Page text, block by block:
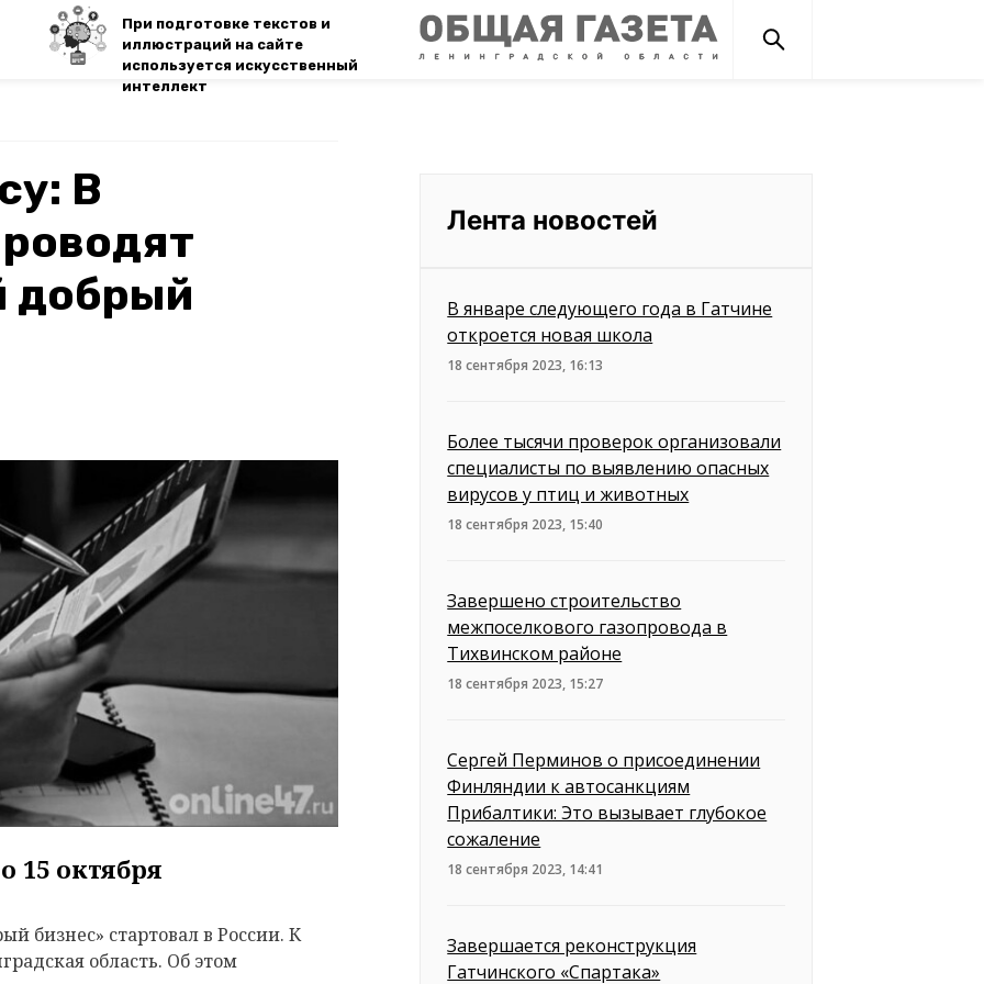
При подготовке текстов и
иллюстраций на сайте
используется искусственный
интеллект
В
добрый
15 октября
бизнес» стартовал в России. К
область. Об этом
Лента новостей
В январе следующего года в Гатчине
откроется новая школа
18 сентября 2023, 16:13
Более тысячи проверок организовали
специалисты по выявлению опасных
вирусов у птиц и животных
18 сентября 2023, 15:40
Завершено строительство
межпоселкового газопровода в
Тихвинском районе
18 сентября 2023, 15:27
Сергей Перминов о присоединении
Финляндии к автосанкциям
Прибалтики: Это вызывает глубокое
сожаление
18 сентября 2023, 14:41
Завершается реконструкция
Гатчинского «Спартака»